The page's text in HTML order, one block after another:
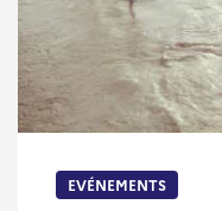
EVÉNEMENTS